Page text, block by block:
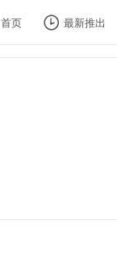
首页 最新推出